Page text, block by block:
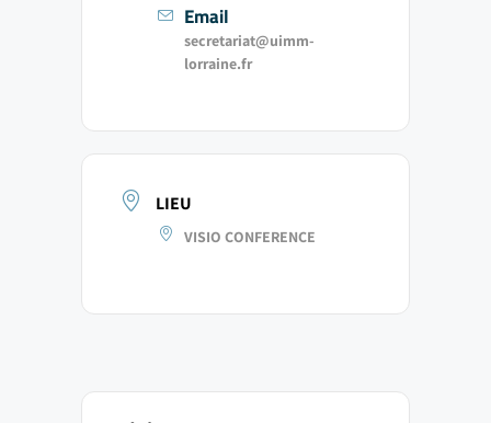
Email
secretariat@uimm-
lorraine.fr
LIEU
VISIO CONFERENCE